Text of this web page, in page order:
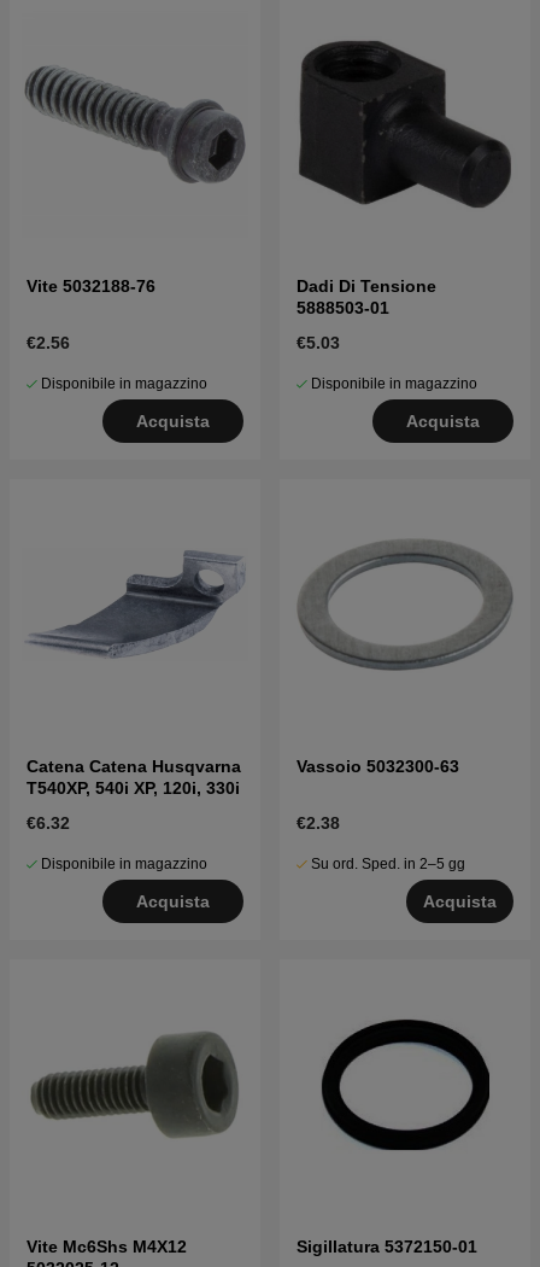
Vite 5032188-76
€2.56
Disponibile in magazzino
Acquista
Dadi Di Tensione
5888503-01
€5.03
Disponibile in magazzino
Acquista
Catena Catena Husqvarna
T540XP, 540i XP, 120i, 330i
€6.32
Disponibile in magazzino
Acquista
Vassoio 5032300-63
€2.38
Su ord. Sped. in 2–5 gg
Acquista
Vite Mc6Shs M4X12
Sigillatura 5372150-01